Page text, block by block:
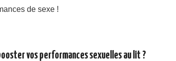
de sexe !
vos performances sexuelles au lit ?